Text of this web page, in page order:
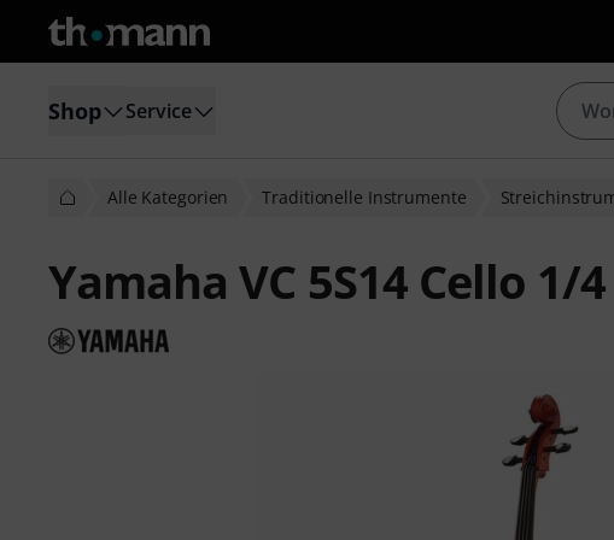
Shop Service
Alle Kategorien Traditionelle Instrumente
Yamaha VC 5S14 Cello 1/4